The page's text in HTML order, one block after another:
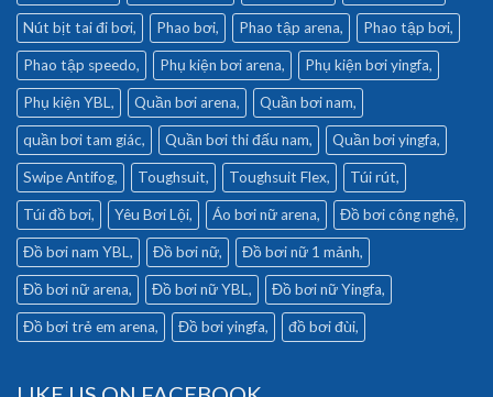
Nút bịt tai đi bơi Phao bơi Phao tập arena Phao tập bơi
Phao tập speedo Phụ kiện bơi arena Phụ kiện bơi yingfa
Phụ kiện YBL Quần bơi arena Quần bơi nam
quần bơi tam giác Quần bơi thi đấu nam Quần bơi yingfa
Swipe Antifog Toughsuit Toughsuit Flex Túi rút
Túi đồ bơi Yêu Bơi Lội Áo bơi nữ arena Đồ bơi công nghệ
Đồ bơi nam YBL Đồ bơi nữ Đồ bơi nữ 1 mảnh
Đồ bơi nữ arena Đồ bơi nữ YBL Đồ bơi nữ Yingfa
Đồ bơi trẻ em arena Đồ bơi yingfa đồ bơi đùi